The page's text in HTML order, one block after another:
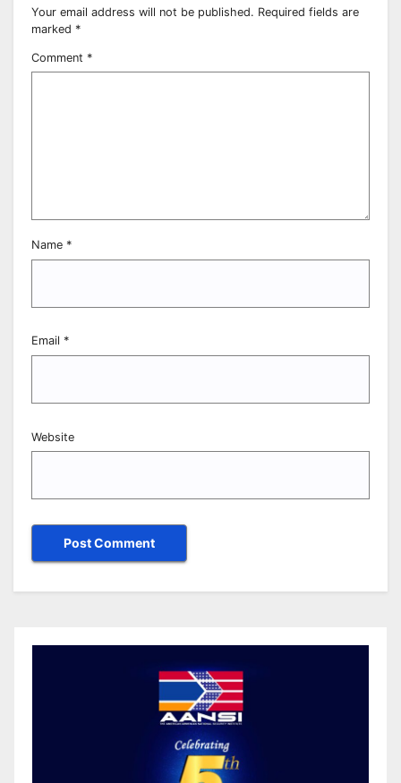
Your email address will not be published. Required fields are
marked *
Comment *
Name *
Email *
Website